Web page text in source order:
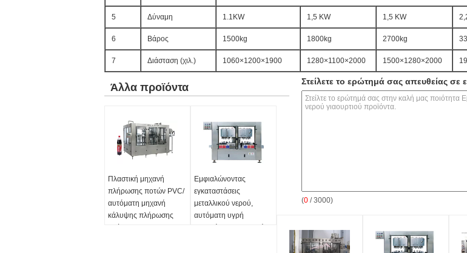
5 Δύναμη 1.1KW 1,5 KW 1,5 KW
6 Βάρος 1500kg 1800kg 2700kg
7 Διάσταση (χιλ.) 1060×1200×1900 1280×1100×2000 1500×1280×2000
Στείλετε το ερώτημά σας απευθείας σε
(0 / 3000)
Άλλα προϊόντα
Πλαστική μηχανή
πλήρωσης ποτών PVC/
αυτόματη μηχανή
κάλυψης πλήρωσης
Εμφιαλώνοντας
εγκαταστάσεις
μεταλλικού νερού,
αυτόματη υγρή